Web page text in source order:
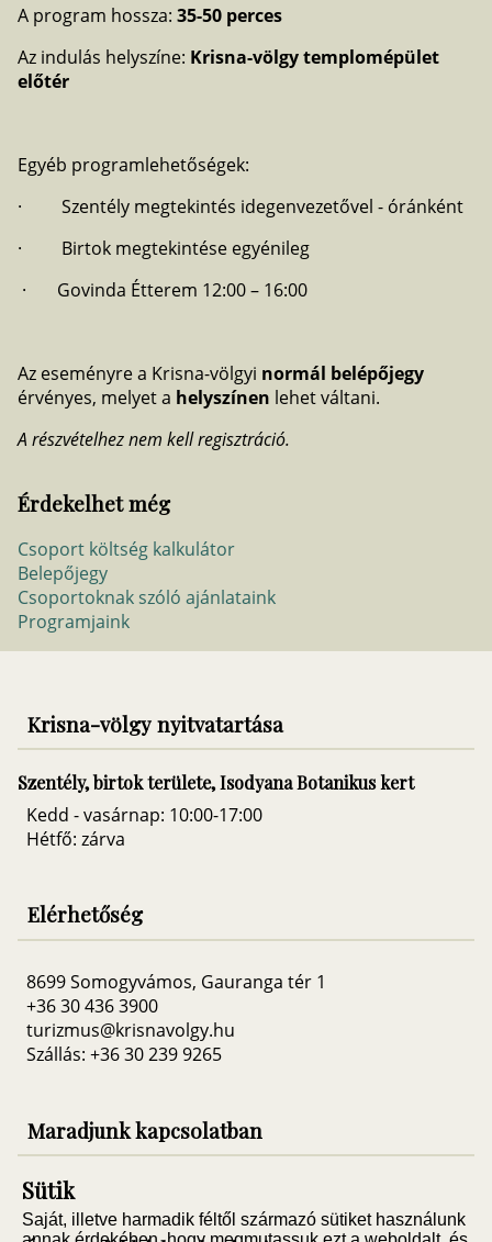
A program hossza: 35-50 perces
Az indulás helyszíne: Krisna-völgy templomépület
előtér
Egyéb programlehetőségek:
· Szentély megtekintés idegenvezetővel - óránként
· Birtok megtekintése egyénileg
· Govinda Étterem 12:00 – 16:00
Az eseményre a Krisna-völgyi normál belépőjegy
érvényes, melyet a helyszínen lehet váltani.
A részvételhez nem kell regisztráció.
Érdekelhet még
Csoport költség kalkulátor
Belepőjegy
Csoportoknak szóló ajánlataink
Programjaink
Sütik
Saját, illetve harmadik féltől származó sütiket használunk
Krisna-völgy nyitvatartása
Szentély, birtok területe, Isodyana Botanikus kert
Kedd - vasárnap: 10:00-17:00
Hétfő: zárva
Elérhetőség
8699 Somogyvámos, Gauranga tér 1
+36 30 436 3900
turizmus@krisnavolgy.hu
Szállás: +36 30 239 9265
Maradjunk kapcsolatban